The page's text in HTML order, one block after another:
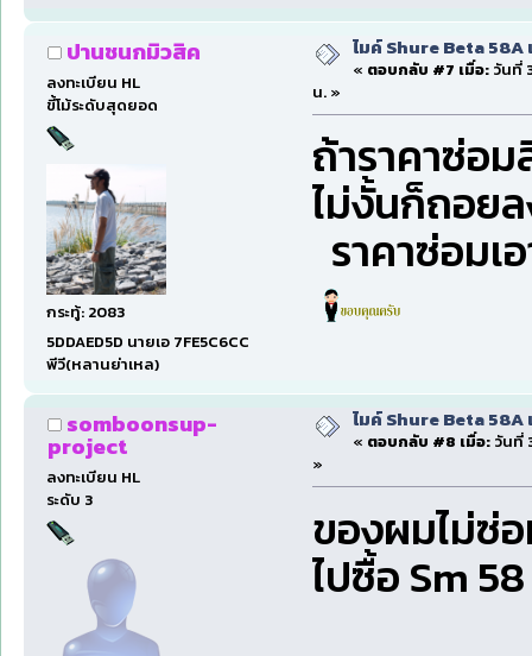
ปานชนกมิวสิค
ลงทะเบียน HL
ขี้โม้ระดับสุดยอด
กระทู้: 2083
5DDAED5D นายเอ 7FE5C6CC
พีวี(หลานย่าเหล)
ไมค์ Shure Beta
« ตอบกลับ #7 เมื่อ:วันที่
น. »
ถ้าราคาซ่อ
ไม่งั้นก็ถอยล
ราคาซ่อมเ
somboonsup-
project
ลงทะเบียน HL
ระดับ 3
ไมค์ Shure Beta
« ตอบกลับ #8 เมื่อ:วันที่
»
ของผมไม่ซ่
ไปซื้อ Sm